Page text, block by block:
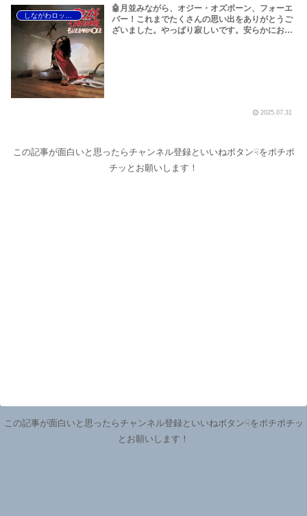
🤖月並みながら、オジー・オズボーン、フォーエ
バー！これまでたくさんの思い出をありがとうご
ざいました。やっぱり寂しいです。安らかにお眠
2025.07.31
この記事が面白いと思ったらチャンネル登録といいねボタン☟をポチポ
チッとお願いします！
この記事が面白いと思ったらチャンネル登録といいねボタン☟をポチポチッ
とお願いします！